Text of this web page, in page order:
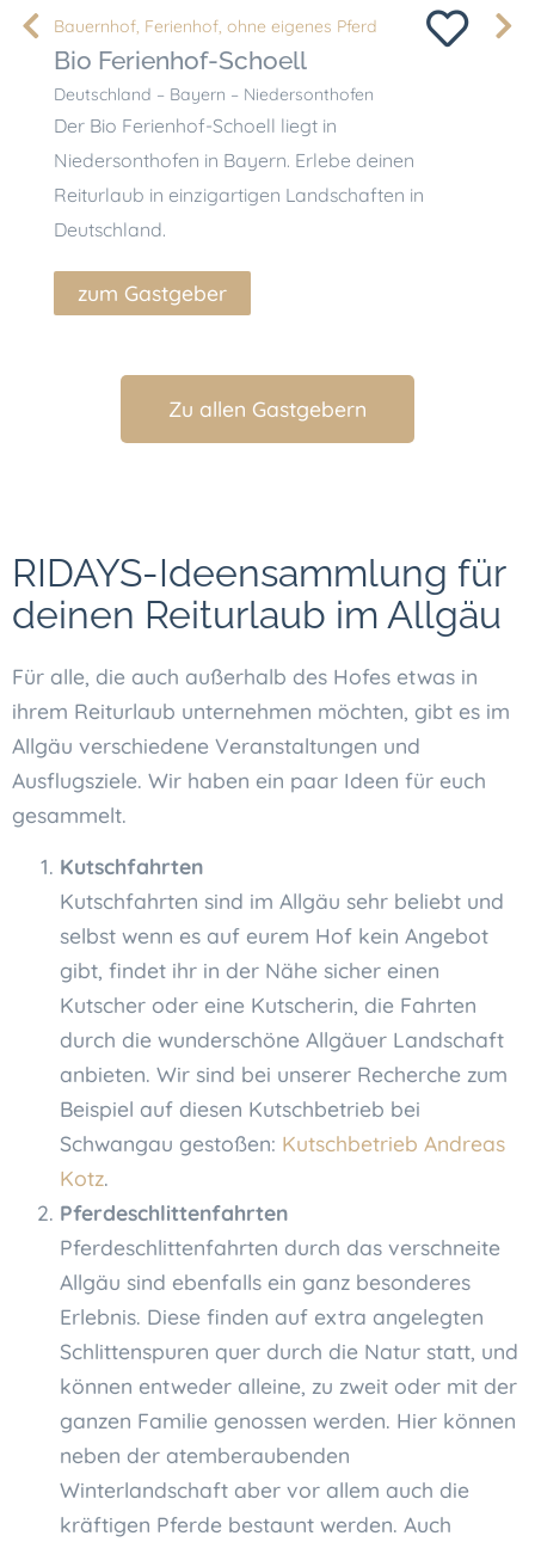
Bauernhof, Ferienhof, ohne eigenes Pferd
Bio Ferienhof-Schoell
Deutschland – Bayern – Niedersonthofen
Der Bio Ferienhof-Schoell liegt in
Niedersonthofen in Bayern. Erlebe deinen
Reiturlaub in einzigartigen Landschaften in
Deutschland.
zum Gastgeber
Zu allen Gastgebern
RIDAYS-Ideensammlung für
deinen Reiturlaub im Allgäu
Für alle, die auch außerhalb des Hofes etwas in
ihrem Reiturlaub unternehmen möchten, gibt es im
Allgäu verschiedene Veranstaltungen und
Ausflugsziele. Wir haben ein paar Ideen für euch
gesammelt.
Kutschfahrten
Kutschfahrten sind im Allgäu sehr beliebt und
selbst wenn es auf eurem Hof kein Angebot
gibt, findet ihr in der Nähe sicher einen
Kutscher oder eine Kutscherin, die Fahrten
durch die wunderschöne Allgäuer Landschaft
anbieten. Wir sind bei unserer Recherche zum
Beispiel auf diesen Kutschbetrieb bei
Schwangau gestoßen: Kutschbetrieb Andreas
Kotz.
Pferdeschlittenfahrten
Pferdeschlittenfahrten durch das verschneite
Allgäu sind ebenfalls ein ganz besonderes
Erlebnis. Diese finden auf extra angelegten
Schlittenspuren quer durch die Natur statt, und
können entweder alleine, zu zweit oder mit der
ganzen Familie genossen werden. Hier können
neben der atemberaubenden
Winterlandschaft aber vor allem auch die
kräftigen Pferde bestaunt werden. Auch